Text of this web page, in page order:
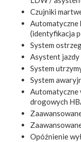
Czujniki
Automatyczne
(identyfikacja
System
Asystent jazdy
System
System
Automatyczne
drogowych
Opóźnienie